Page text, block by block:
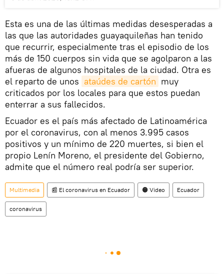
Esta es una de las últimas medidas desesperadas a
las que las autoridades guayaquileñas han tenido
que recurrir, especialmente tras el episodio de los
más de 150 cuerpos sin vida que se agolparon a las
afueras de algunos hospitales de la ciudad. Otra es
el reparto de unos ataúdes de cartón muy
criticados por los locales para que estos puedan
enterrar a sus fallecidos.
Ecuador es el país más afectado de Latinoamérica
por el coronavirus, con al menos 3.995 casos
positivos y un mínimo de 220 muertes, si bien el
propio Lenín Moreno, el presidente del Gobierno,
admite que el número real podría ser superior.
Multimedia 📰 El coronavirus en Ecuador 🟠 Video Ecuador
coronavirus